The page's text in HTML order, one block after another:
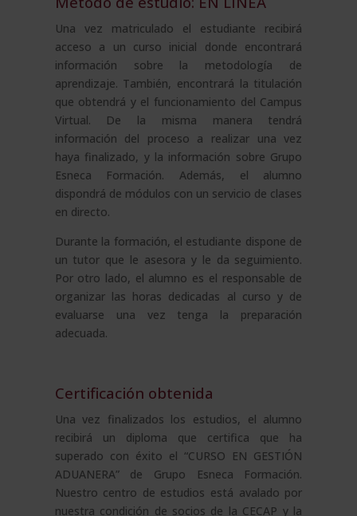
Una vez matriculado el estudiante recibirá
acceso a un curso inicial donde encontrará
información sobre la metodología de
aprendizaje. También, encontrará la titulación
que obtendrá y el funcionamiento del Campus
Virtual. De la misma manera tendrá
información del proceso a realizar una vez
haya finalizado, y la información sobre Grupo
Esneca Formación. Además, el alumno
dispondrá de módulos con un servicio de clases
en directo.
Durante la formación, el estudiante dispone de
un tutor que le asesora y le da seguimiento.
Por otro lado, el alumno es el responsable de
organizar las horas dedicadas al curso y de
evaluarse una vez tenga la preparación
adecuada.
Certificación obtenida
Una vez finalizados los estudios, el alumno
recibirá un diploma que certifica que ha
superado con éxito el “CURSO EN GESTIÓN
ADUANERA” de Grupo Esneca Formación.
Nuestro centro de estudios está avalado por
nuestra condición de socios de la CECAP y la